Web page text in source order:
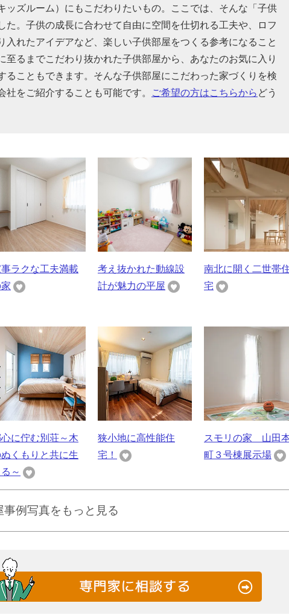
ズルーム）にもこだわりたいもの。ここでは、そんな「子供
。子供の成長に合わせて自由に空間を仕切れる工夫や、ロフ
入れたアイデアなど、楽しい子供部屋をつくる参考になること
るまでこだわり抜かれた子供部屋から、あなたのお気に入り
こともできます。そんな子供部屋にこだわった家づくりを検
をご紹介することも可能です。
ご希望の方はこちらから どう
ラクな工夫満載
考え抜かれた動線設
計が魅力の平屋
南北に開く二世帯
宅
に佇む別荘～木
くもりと共に生
～
狭小地に高性能住
宅！
スモリの家 山田
町３号棟展示場
事例写真をもっと見る